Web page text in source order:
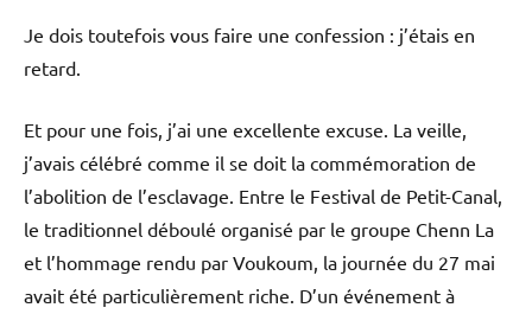
Je dois toutefois vous faire une confession : j’étais en
retard.
Et pour une fois, j’ai une excellente excuse. La veille,
j’avais célébré comme il se doit la commémoration de
l’abolition de l’esclavage. Entre le Festival de Petit-Canal,
le traditionnel déboulé organisé par le groupe Chenn La
et l’hommage rendu par Voukoum, la journée du 27 mai
avait été particulièrement riche. D’un événement à